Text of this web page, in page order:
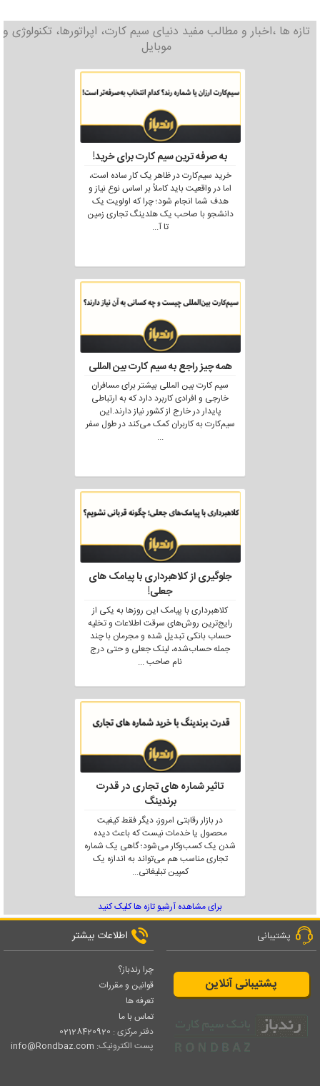
تازه ها ،اخبار و مطالب مفید دنیای سیم کارت، اپراتورها، تکنولوژی و
موبایل
به صرفه ترین سیم کارت برای خرید!
خرید سیم‌کارت در ظاهر یک کار ساده است،
اما در واقعیت باید کاملاً بر اساس نوع نیاز و
هدف شما انجام شود؛ چرا که اولویت یک
دانشجو با صاحب یک هلدینگ تجاری زمین
تا آ...
همه چیز راجع به سیم کارت بین المللی
سیم کارت بین المللی بیشتر برای مسافران
خارجی و افرادی کاربرد دارد که به ارتباطی
پایدار در خارج از کشور نیاز دارند.این
سیم‌کارت به کاربران کمک می‌کند در طول سفر
...
جلوگیری از کلاهبرداری با پیامک های
جعلی!
کلاهبرداری با پیامک این روزها به یکی از
رایج‌ترین روش‌های سرقت اطلاعات و تخلیه
حساب بانکی تبدیل شده و مجرمان با چند
جمله حساب‌شده، لینک جعلی و حتی درج
نام صاحب...
تاثیر شماره های تجاری در قدرت
برندینگ
در بازار رقابتی امروز، دیگر فقط کیفیت
محصول یا خدمات نیست که باعث دیده
شدن یک کسب‌وکار می‌شود؛ گاهی یک شماره
تجاری مناسب هم می‌تواند به اندازه یک
کمپین تبلیغاتی...
برای مشاهده آرشیو تازه ها کلیک کنید
پشتیبانی
پشتیبانی آنلاین
اطلاعات بیشتر
چرا رندباز؟
قوانین و مقررات
تعرفه ها
تماس با ما
دفتر مرکزی : 02128420920
پست الکترونیک: info@Rondbaz.com